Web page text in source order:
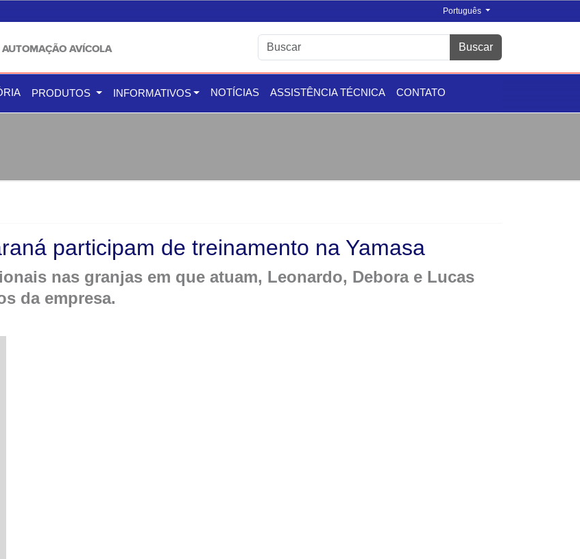
Português
AVÍCOLA Buscar
PRODUTOS INFORMATIVOS NOTÍCIAS ASSISTÊNCIA TÉCNICA CONTATO
participam de treinamento na Yamasa
nas granjas em que atuam, Leonardo, Debora e Lucas
da empresa.